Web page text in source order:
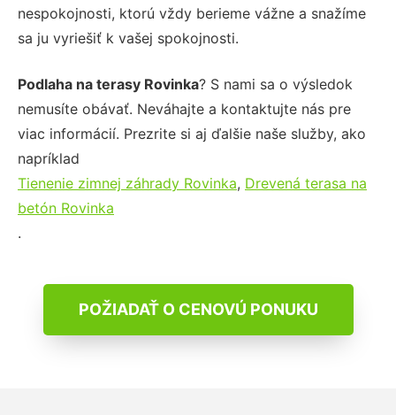
nespokojnosti, ktorú vždy berieme vážne a snažíme
sa ju vyriešiť k vašej spokojnosti.
Podlaha na terasy Rovinka? S nami sa o výsledok
nemusíte obávať. Neváhajte a kontaktujte nás pre
viac informácií. Prezrite si aj ďalšie naše služby, ako
napríklad
Tienenie zimnej záhrady Rovinka, Drevená terasa na
betón Rovinka
.
POŽIADAŤ O CENOVÚ PONUKU